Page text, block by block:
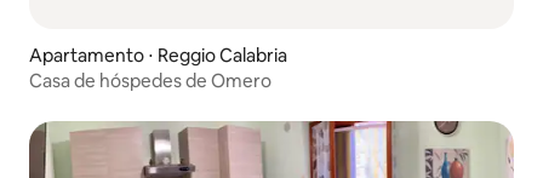
Apartamento ⋅ Reggio Calabria
Casa de hóspedes de Omero